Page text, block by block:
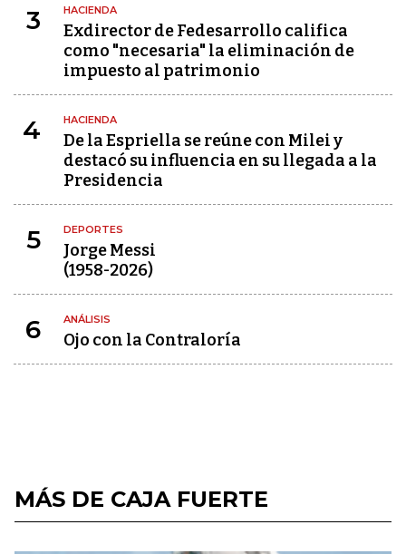
3 HACIENDA
Exdirector de Fedesarrollo califica
como "necesaria" la eliminación de
impuesto al patrimonio
4 HACIENDA
De la Espriella se reúne con Milei y
destacó su influencia en su llegada a la
Presidencia
5 DEPORTES
Jorge Messi
(1958-2026)
6 ANÁLISIS
Ojo con la Contraloría
MÁS DE CAJA FUERTE